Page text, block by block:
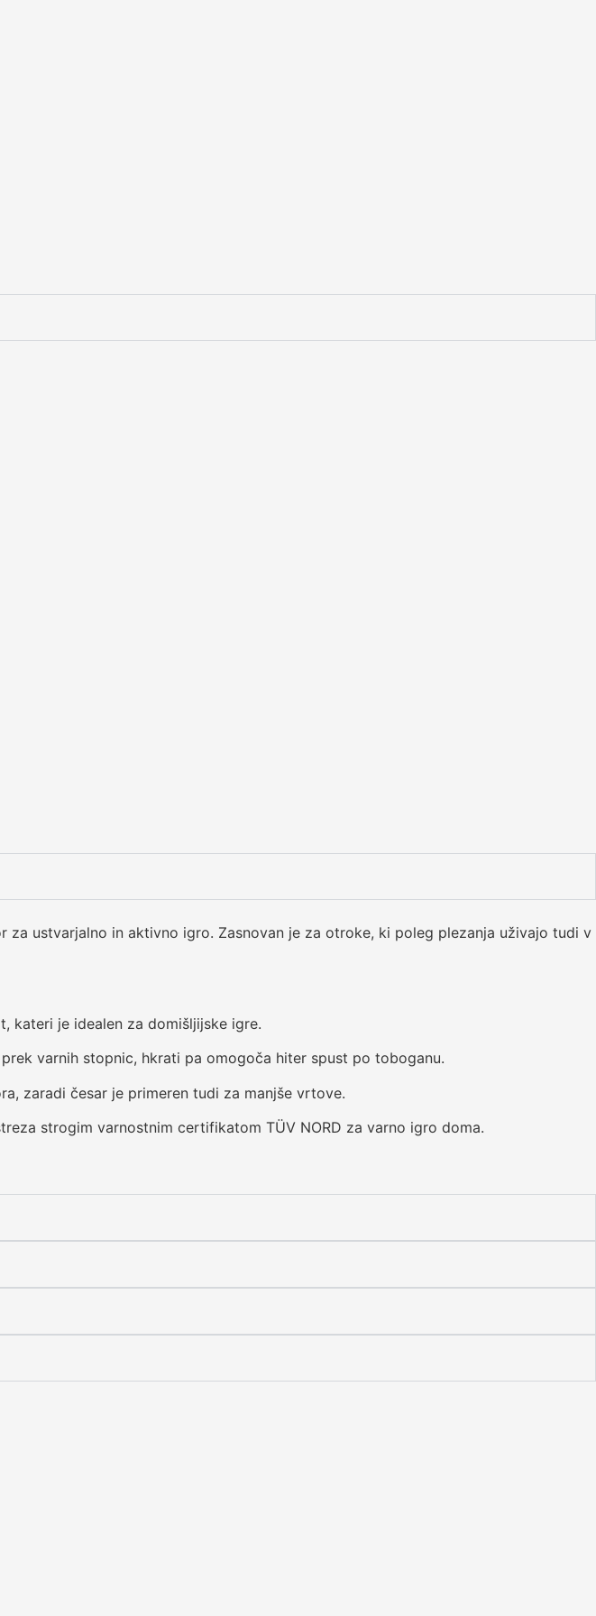
ustvarjalno in aktivno igro. Zasnovan je za otroke, ki poleg plezanja uživajo tudi v
kateri je idealen za domišljijske igre.
varnih stopnic, hkrati pa omogoča hiter spust po toboganu.
zaradi česar je primeren tudi za manjše vrtove.
strogim varnostnim certifikatom TÜV NORD za varno igro doma.